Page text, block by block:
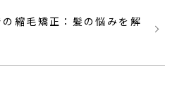
縮毛矯正：髪の悩みを解